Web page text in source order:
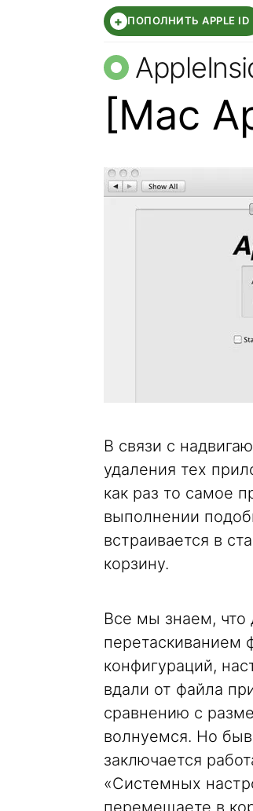
+ ПОПОЛНИТЬ APPLE ID
[Mac
В связи с
удаления тех
как раз то самое
выполнении
встраивается в
корзину.
Все мы знаем, что
перетаскиванием
конфигураций,
вдали от файла
сравнению с
волнуемся. Но
заключается
«Системных
перемещаете в